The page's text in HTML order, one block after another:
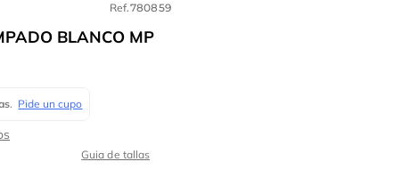
Ref.780859
BLANCO MP
Guia de tallas